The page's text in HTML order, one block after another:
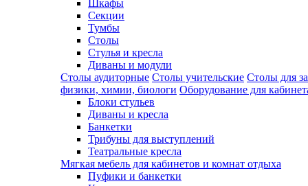
Шкафы
Секции
Тумбы
Столы
Стулья и кресла
Диваны и модули
Столы аудиторные Столы учительские Столы для
физики, химии, биологи Оборудование для
Блоки стульев
Диваны и кресла
Банкетки
Трибуны для выступлений
Театральные кресла
Мягкая мебель для кабинетов и комнат отдыха
Пуфики и банкетки